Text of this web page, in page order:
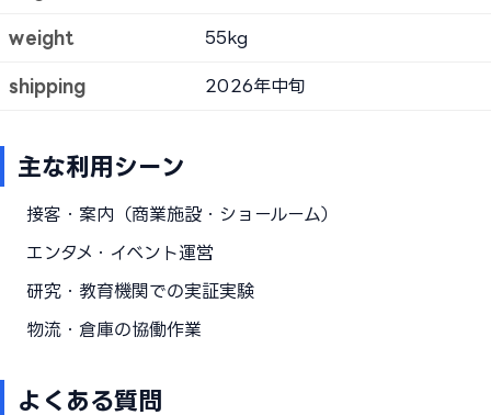
weight 55kg
shipping 2026年中旬
主な利用シーン
接客・案内（商業施設・ショールーム）
エンタメ・イベント運営
研究・教育機関での実証実験
物流・倉庫の協働作業
よくある質問